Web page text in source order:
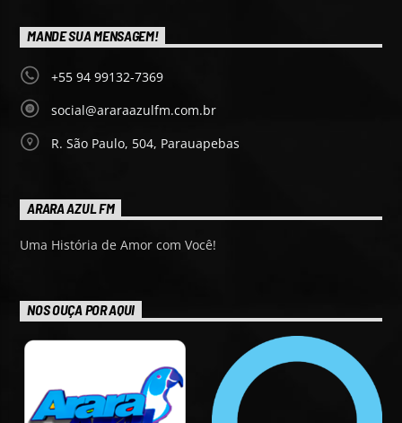
MANDE SUA MENSAGEM!
+55 94 99132-7369
social@araraazulfm.com.br
R. São Paulo, 504, Parauapebas
ARARA AZUL FM
Uma História de Amor com Você!
NOS OUÇA POR AQUI